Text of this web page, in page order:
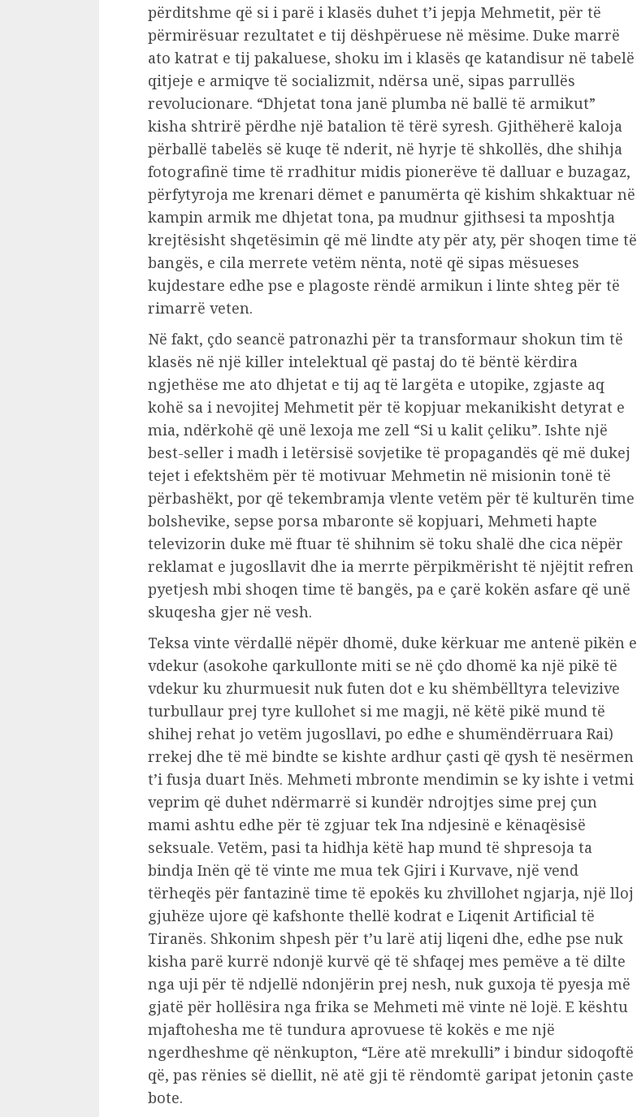
përditshme që si i parë i klasës duhet t’i jepja Mehmetit, për të
përmirësuar rezultatet e tij dëshpëruese në mësime. Duke marrë
ato katrat e tij pakaluese, shoku im i klasës qe katandisur në tabelë
qitjeje e armiqve të socializmit, ndërsa unë, sipas parrullës
revolucionare. “Dhjetat tona janë plumba në ballë të armikut”
kisha shtrirë përdhe një batalion të tërë syresh. Gjithëherë kaloja
përballë tabelës së kuqe të nderit, në hyrje të shkollës, dhe shihja
fotografinë time të rradhitur midis pionerëve të dalluar e buzagaz,
përfytyroja me krenari dëmet e panumërta që kishim shkaktuar në
kampin armik me dhjetat tona, pa mudnur gjithsesi ta mposhtja
krejtësisht shqetësimin që më lindte aty për aty, për shoqen time të
bangës, e cila merrete vetëm nënta, notë që sipas mësueses
kujdestare edhe pse e plagoste rëndë armikun i linte shteg për të
rimarrë veten.
Në fakt, çdo seancë patronazhi për ta transformaur shokun tim të
klasës në një killer intelektual që pastaj do të bëntë kërdira
ngjethëse me ato dhjetat e tij aq të largëta e utopike, zgjaste aq
kohë sa i nevojitej Mehmetit për të kopjuar mekanikisht detyrat e
mia, ndërkohë që unë lexoja me zell “Si u kalit çeliku”. Ishte një
best-seller i madh i letërsisë sovjetike të propagandës që më dukej
tejet i efektshëm për të motivuar Mehmetin në misionin tonë të
përbashëkt, por që tekembramja vlente vetëm për të kulturën time
bolshevike, sepse porsa mbaronte së kopjuari, Mehmeti hapte
televizorin duke më ftuar të shihnim së toku shalë dhe cica nëpër
reklamat e jugosllavit dhe ia merrte përpikmërisht të njëjtit refren
pyetjesh mbi shoqen time të bangës, pa e çarë kokën asfare që unë
skuqesha gjer në vesh.
Teksa vinte vërdallë nëpër dhomë, duke kërkuar me antenë pikën e
vdekur (asokohe qarkullonte miti se në çdo dhomë ka një pikë të
vdekur ku zhurmuesit nuk futen dot e ku shëmbëlltyra televizive
turbullaur prej tyre kullohet si me magji, në këtë pikë mund të
shihej rehat jo vetëm jugosllavi, po edhe e shumëndërruara Rai)
rrekej dhe të më bindte se kishte ardhur çasti që qysh të nesërmen
t’i fusja duart Inës. Mehmeti mbronte mendimin se ky ishte i vetmi
veprim që duhet ndërmarrë si kundër ndrojtjes sime prej çun
mami ashtu edhe për të zgjuar tek Ina ndjesinë e kënaqësisë
seksuale. Vetëm, pasi ta hidhja këtë hap mund të shpresoja ta
bindja Inën që të vinte me mua tek Gjiri i Kurvave, një vend
tërheqës për fantazinë time të epokës ku zhvillohet ngjarja, një lloj
gjuhëze ujore që kafshonte thellë kodrat e Liqenit Artificial të
Tiranës. Shkonim shpesh për t’u larë atij liqeni dhe, edhe pse nuk
kisha parë kurrë ndonjë kurvë që të shfaqej mes pemëve a të dilte
nga uji për të ndjellë ndonjërin prej nesh, nuk guxoja të pyesja më
gjatë për hollësira nga frika se Mehmeti më vinte në lojë. E kështu
mjaftohesha me të tundura aprovuese të kokës e me një
ngerdheshme që nënkupton, “Lëre atë mrekulli” i bindur sidoqoftë
që, pas rënies së diellit, në atë gji të rëndomtë garipat jetonin çaste
bote.